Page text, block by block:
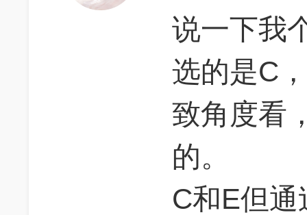
说一下我
选的是C
致角度看
的。
C和E但